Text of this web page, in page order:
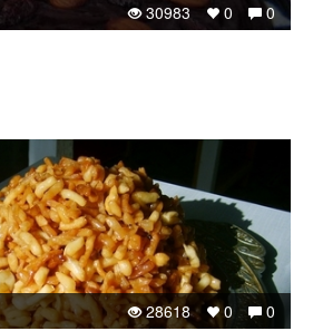
0
0
30983
0
0
28618